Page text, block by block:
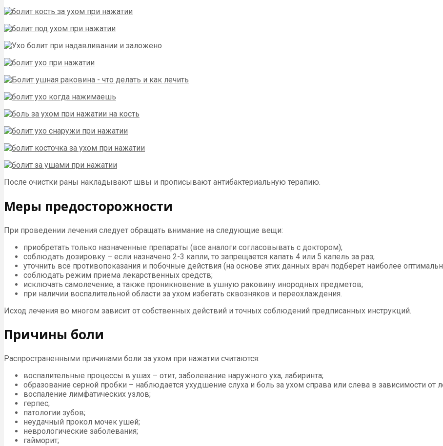
После очистки раны накладывают швы и прописывают антибактериальную терапию.
Меры предосторожности
При проведении лечения следует обращать внимание на следующие вещи:
приобретать только назначенные препараты (все аналоги согласовывать с доктором);
соблюдать дозировку – если назначено 2-3 капли, то запрещается капать 4 или 5 капель за раз;
уточнить все противопоказания и побочные действия (на основе этих данных врач подберет наиболее
соблюдать режим приема лекарственных средств;
исключать самолечение, а также проникновение в ушную раковину инородных предметов;
при наличии воспалительной области за ухом избегать сквозняков и переохлаждения.
Исход лечения во многом зависит от собственных действий и точных соблюдений предписанных инструкций.
Причины боли
Распространенными причинами боли за ухом при нажатии считаются:
воспалительные процессы в ушах – отит, заболевание наружного уха, лабиринта;
образование серной пробки – наблюдается ухудшение слуха и боль за ухом справа или слева в зависимости от
воспаление лимфатических узлов;
герпес;
патологии зубов;
неудачный прокол мочек ушей;
неврологические заболевания;
гайморит;